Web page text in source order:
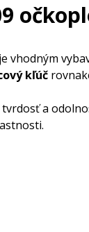
je vhodným
kľúč
a